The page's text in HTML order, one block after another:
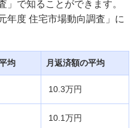
」で知ることができます。
年度 住宅市場動向調査」に
均 月返済額の平均
10.3万円
10.1万円